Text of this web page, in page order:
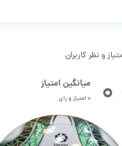
و نظر کاربران
0 میانگین امتیاز
0 امتیاز و رای